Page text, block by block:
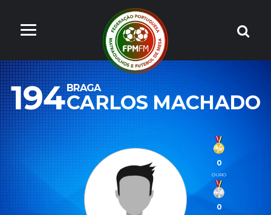
194BRAGA
CARLOS MACHADO
0
OURO
0